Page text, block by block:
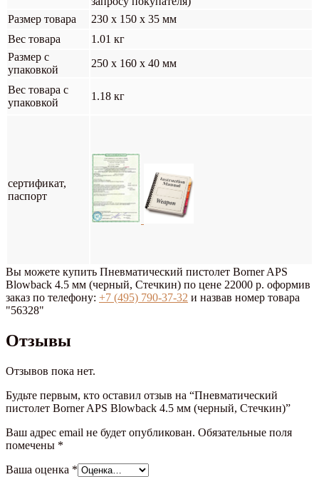
Размер товара
230 x 150 x 35 мм
Вес товара
1.01 кг
Размер с
упаковкой
250 x 160 x 40 мм
Вес товара с
упаковкой
1.18 кг
сертификат,
паспорт
Вы можете купить Пневматический пистолет Borner APS
Blowback 4.5 мм (черный, Стечкин) по цене 22000 р. оформив
заказ по телефону: +7 (495) 790-37-32 и назвав номер товара
"56328"
Отзывы
Отзывов пока нет.
Будьте первым, кто оставил отзыв на “Пневматический
пистолет Borner APS Blowback 4.5 мм (черный, Стечкин)”
Ваш адрес email не будет опубликован. Обязательные поля
помечены *
Ваша оценка *